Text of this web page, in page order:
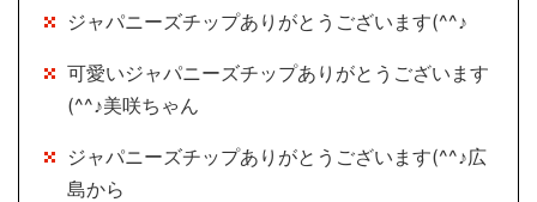
ジャパニーズチップありがとうございます(^^♪
可愛いジャパニーズチップありがとうございます
(^^♪美咲ちゃん
ジャパニーズチップありがとうございます(^^♪広
島から